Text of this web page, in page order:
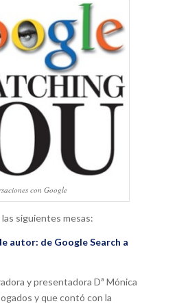
con Google
siguientes mesas:
autor: de Google Search a
y presentadora Dª Mónica
y que contó con la